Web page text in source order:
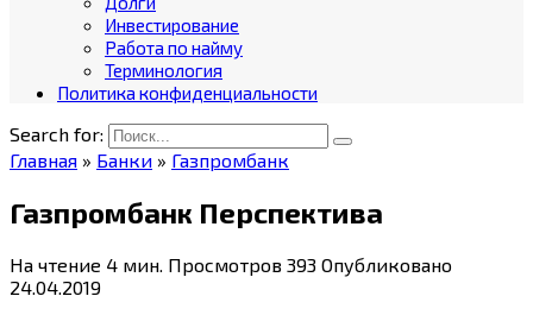
Инвестирование
Работа по найму
Терминология
Политика конфиденциальности
Search for:
Главная » Банки » Газпромбанк
Газпромбанк Перспектива
На чтение 4 мин. Просмотров 393 Опубликовано
24.04.2019